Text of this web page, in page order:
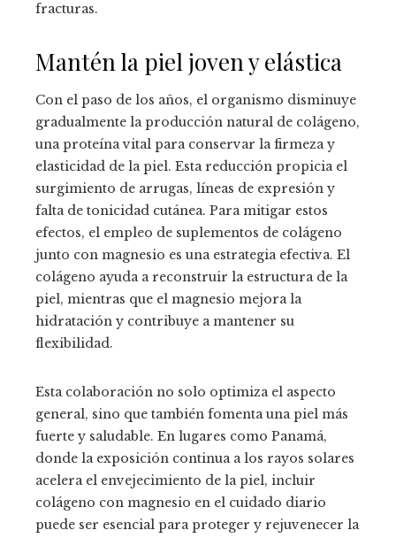
fracturas.
Mantén la piel joven y elástica
Con el paso de los años, el organismo disminuye
gradualmente la producción natural de colágeno,
una proteína vital para conservar la firmeza y
elasticidad de la piel. Esta reducción propicia el
surgimiento de arrugas, líneas de expresión y
falta de tonicidad cutánea. Para mitigar estos
efectos, el empleo de suplementos de colágeno
junto con magnesio es una estrategia efectiva. El
colágeno ayuda a reconstruir la estructura de la
piel, mientras que el magnesio mejora la
hidratación y contribuye a mantener su
flexibilidad.
Esta colaboración no solo optimiza el aspecto
general, sino que también fomenta una piel más
fuerte y saludable. En lugares como Panamá,
donde la exposición continua a los rayos solares
acelera el envejecimiento de la piel, incluir
colágeno con magnesio en el cuidado diario
puede ser esencial para proteger y rejuvenecer la